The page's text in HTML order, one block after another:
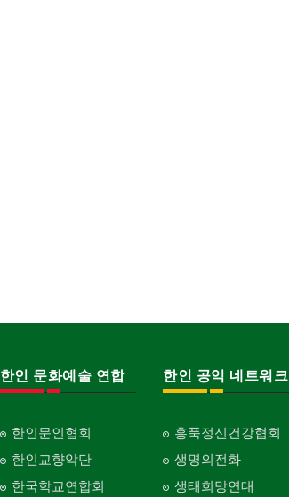
한인 문화예술 연합
한인문인협회
한인교향악단
한국학교연합회
한인 공익 네트워크
홍푹정신건강협회
생명의전화
생태희망연대